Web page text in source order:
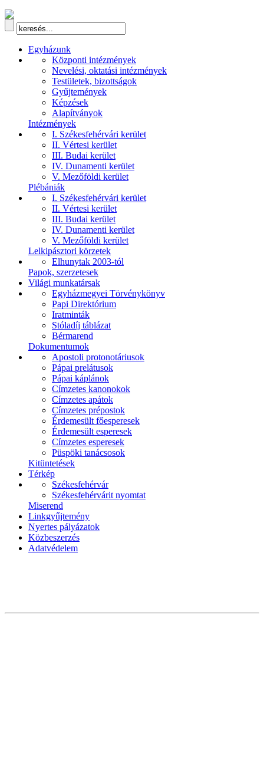
Egyházunk
Központi intézmények
Nevelési, oktatási intézmények
Testületek, bizottságok
Gyűjtemények
Képzések
Alapítványok
Intézmények
I. Székesfehérvári kerület
II. Vértesi kerület
III. Budai kerület
IV. Dunamenti kerület
V. Mezőföldi kerület
Plébániák
I. Székesfehérvári kerület
II. Vértesi kerület
III. Budai kerület
IV. Dunamenti kerület
V. Mezőföldi kerület
Lelkipásztori körzetek
Elhunytak 2003-tól
Papok, szerzetesek
Világi munkatársak
Egyházmegyei Törvénykönyv
Papi Direktórium
Iratminták
Stóladíj táblázat
Bérmarend
Dokumentumok
Apostoli protonotáriusok
Pápai prelátusok
Pápai káplánok
Címzetes kanonokok
Címzetes apátok
Címzetes prépostok
Érdemesült főesperesek
Érdemesült esperesek
Címzetes esperesek
Püspöki tanácsosok
Kitüntetések
Térkép
Székesfehérvár
Székesfehérvárit nyomtat
Miserend
Linkgyűjtemény
Nyertes pályázatok
Közbeszerzés
Adatvédelem